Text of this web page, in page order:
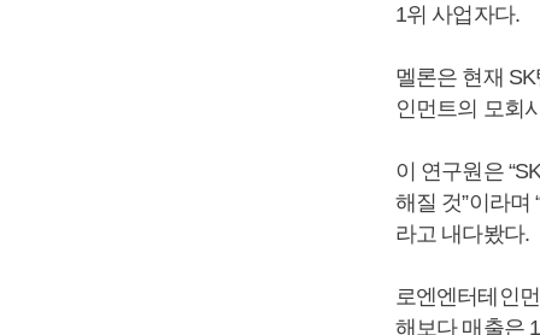
1위 사업자다.
멜론은 현재
인먼트의 모회
이 연구원은
해질 것”이라며
라고 내다봤다.
로엔엔터테인
해보다 매출은